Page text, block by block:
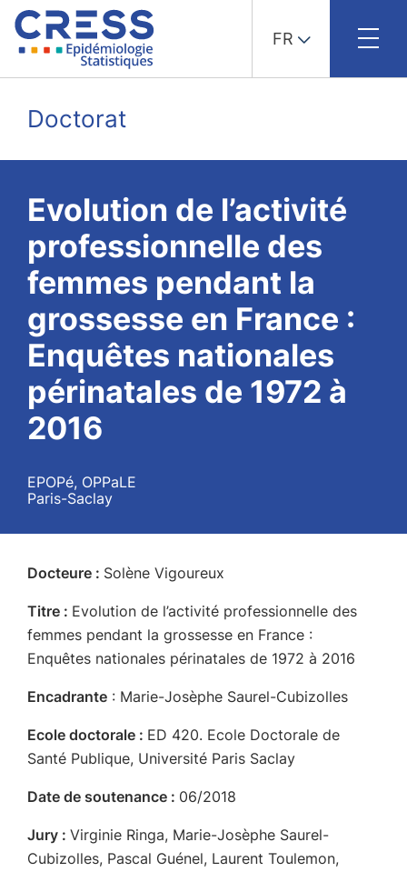
content
FR
Doctorat
Evolution de l’activité
professionnelle des
femmes pendant la
grossesse en France :
Enquêtes nationales
périnatales de 1972 à
2016
EPOPé, OPPaLE
Paris-Saclay
Docteure : Solène Vigoureux
Titre : Evolution de l’activité professionnelle des
femmes pendant la grossesse en France :
Enquêtes nationales périnatales de 1972 à 2016
Encadrante : Marie-Josèphe Saurel-Cubizolles
Ecole doctorale : ED 420. Ecole Doctorale de
Santé Publique, Université Paris Saclay
Date de soutenance : 06/2018
Jury : Virginie Ringa, Marie-Josèphe Saurel-
Cubizolles, Pascal Guénel, Laurent Toulemon,